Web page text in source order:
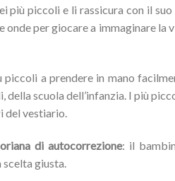
più piccoli e li rassicura con il
onde per giocare a immaginare
a prendere in mano
scuola dell’infanzia. I più
del vestiario.
di autocorrezione: il
giusta.